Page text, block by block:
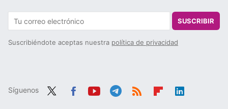
SUSCRIBIR
Suscribiéndote aceptas nuestra política de privacidad
Síguenos